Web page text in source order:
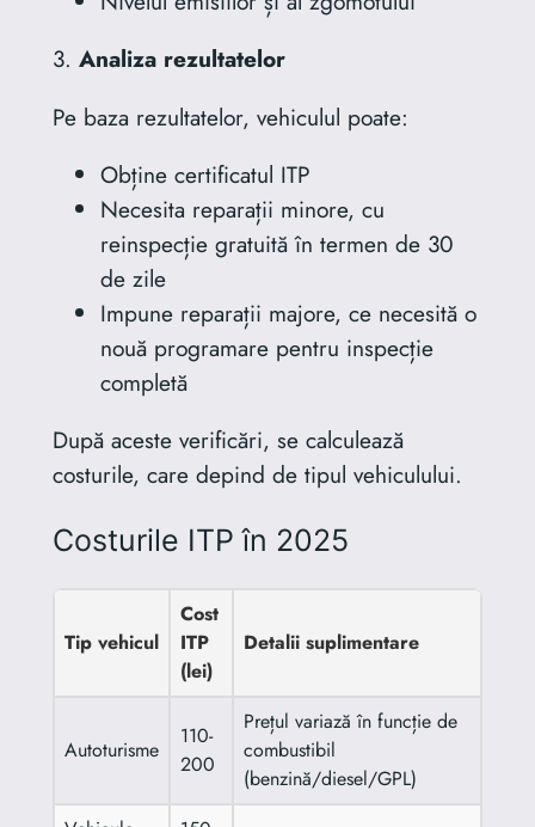
3. Analiza rezultatelor
Pe baza rezultatelor, vehiculul poate:
Obține certificatul ITP
Necesita reparații minore, cu
reinspecție gratuită în termen de 30
de zile
Impune reparații majore, ce necesită o
nouă programare pentru inspecție
completă
După aceste verificări, se calculează
costurile, care depind de tipul vehiculului.
Costurile ITP în 2025
Tip vehicul
Cost
ITP
(lei)
Detalii suplimentare
Autoturisme
110-
200
Prețul variază în funcție de
combustibil
(benzină/diesel/GPL)